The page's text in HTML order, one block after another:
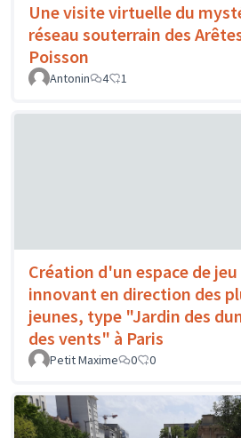
Une visite virtuelle du
réseau souterrain des
Poisson
Antonin 4 1
Création d'un espace de jeu
innovant en direction des
jeunes, type "Jardin des
des vents" à Paris
Petit Maxime 0 0